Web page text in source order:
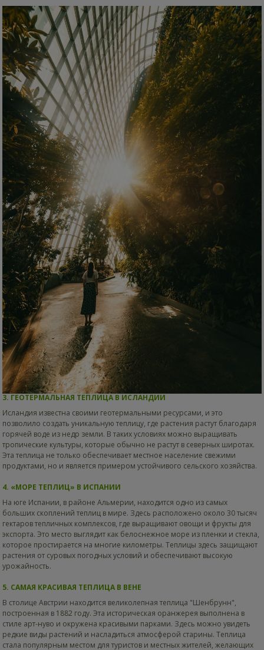
3. ГЕОТЕРМАЛЬНАЯ ТЕПЛИЦА В ИСЛАНДИИ
Исландия известна своими геотермальными ресурсами, и это
позволило создать уникальную теплицу, где растения растут благодаря
горячей воде из недр земли. В таких условиях можно выращивать
тропические культуры, которые обычно не растут в северных широтах.
Эта теплица не только обеспечивает местное население свежими
продуктами, но и является примером устойчивого сельского хозяйства.
4. «МОРЕ ТЕПЛИЦ» В ИСПАНИИ
На юге Испании, в районе Альмерии, находится одно из самых
больших скоплений теплиц в мире. Здесь расположено около 30 тысяч
гектаров тепличных комплексов, где выращивают овощи и фрукты для
экспорта. Это место выглядит как белоснежное море из пленки и стекла,
которое простирается на многие километры. Теплицы здесь защищают
растения от суровых погодных условий и обеспечивают высокую
урожайность.
5. САМАЯ КРАСИВАЯ ТЕПЛИЦА В ВЕНЕ
В столице Австрии находится великолепная теплица "Шенбрунн",
построенная в 1882 году. Эта историческая оранжерея выполнена в
стиле арт-нуво и окружена красивыми парками. Здесь можно увидеть
редкие виды растений и насладиться атмосферой старины. Теплица
стала популярным местом для туристов и местных жителей, желающих